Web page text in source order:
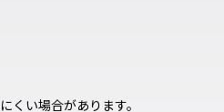
い場合があります。